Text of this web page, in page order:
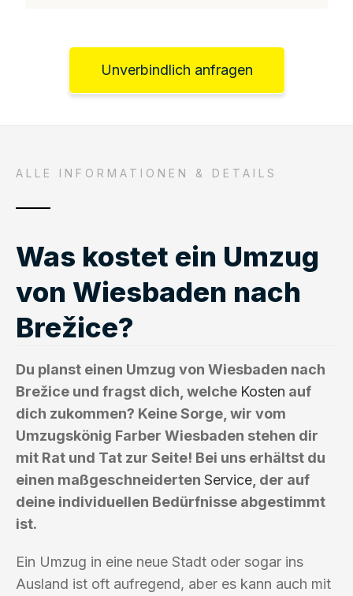
Unverbindlich anfragen
ALLE INFORMATIONEN & DETAILS
Was kostet ein Umzug
von Wiesbaden nach
Brežice?
Du planst einen Umzug von Wiesbaden nach
Brežice und fragst dich, welche Kosten auf
dich zukommen? Keine Sorge, wir vom
Umzugskönig Farber Wiesbaden stehen dir
mit Rat und Tat zur Seite! Bei uns erhältst du
einen maßgeschneiderten Service , der auf
deine individuellen Bedürfnisse abgestimmt
ist.
Ein Umzug in eine neue Stadt oder sogar ins
Ausland ist oft aufregend, aber es kann auch mit